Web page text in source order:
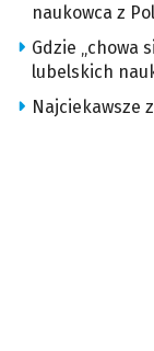
naukowca z
Gdzie „chowa
lubelskich
Najciekawsze